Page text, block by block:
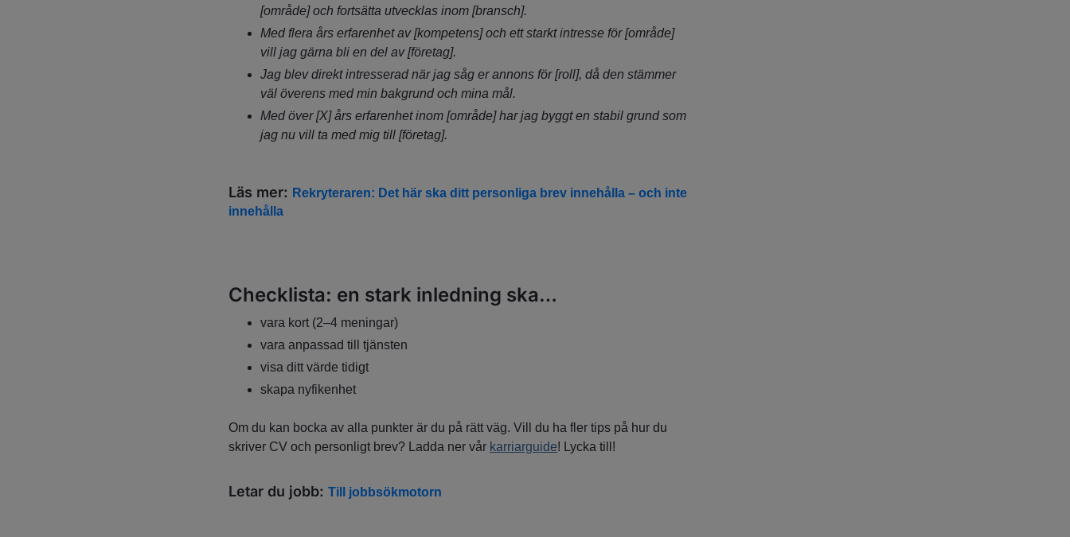
[område] och fortsätta utvecklas inom [bransch].
Med flera års erfarenhet av [kompetens] och ett starkt intresse för [område]
vill jag gärna bli en del av [företag].
Jag blev direkt intresserad när jag såg er annons för [roll], då den stämmer
väl överens med min bakgrund och mina mål.
Med över [X] års erfarenhet inom [område] har jag byggt en stabil grund som
jag nu vill ta med mig till [företag].
Läs mer: Rekryteraren: Det här ska ditt personliga brev innehålla – och inte
innehålla
Checklista: en stark inledning ska…
vara kort (2–4 meningar)
vara anpassad till tjänsten
visa ditt värde tidigt
skapa nyfikenhet
Om du kan bocka av alla punkter är du på rätt väg. Vill du ha fler tips på hur du
skriver CV och personligt brev? Ladda ner vår karriarguide! Lycka till!
Letar du jobb: Till jobbsökmotorn